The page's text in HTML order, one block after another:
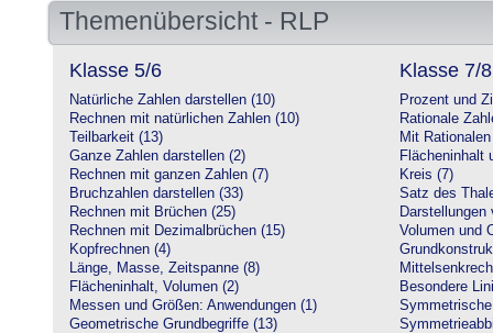
Themenübersicht - RLP
Klasse 5/6
Natürliche Zahlen darstellen (10)
Rechnen mit natürlichen Zahlen (10)
Teilbarkeit (13)
Ganze Zahlen darstellen (2)
Rechnen mit ganzen Zahlen (7)
Bruchzahlen darstellen (33)
Rechnen mit Brüchen (25)
Rechnen mit Dezimalbrüchen (15)
Kopfrechnen (4)
Länge, Masse, Zeitspanne (8)
Flächeninhalt, Volumen (2)
Messen und Größen: Anwendungen (1)
Geometrische Grundbegriffe (13)
Klasse 7/8
Prozent und
Rationale
Mit
Flächeninhalt
Kreis (7)
Satz des
Darstellungen
Volumen und
Besondere